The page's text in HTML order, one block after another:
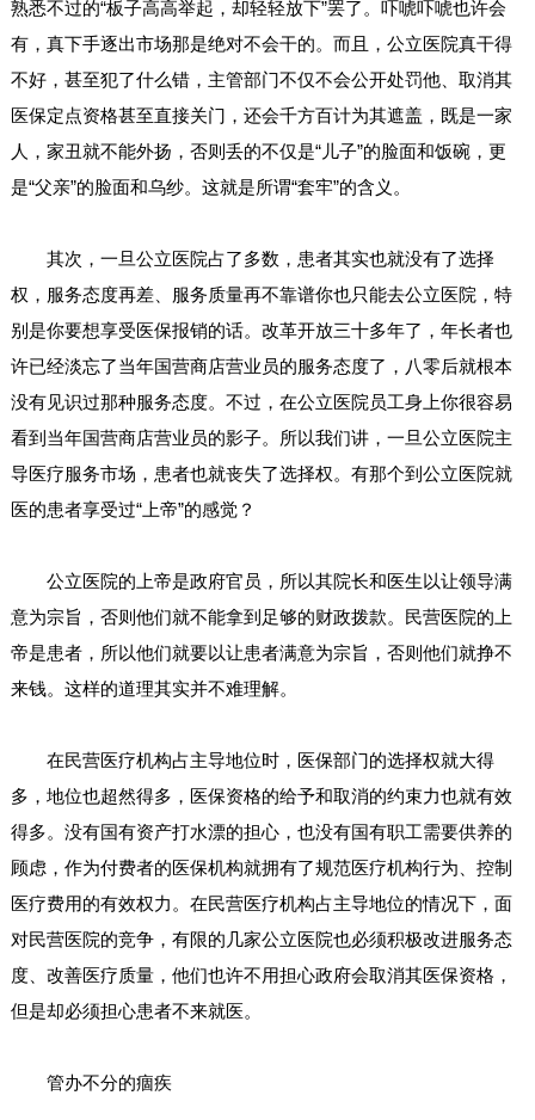
熟悉不过的“板子高高举起，却轻轻放下”罢了。吓唬吓唬也许会
有，真下手逐出市场那是绝对不会干的。而且，公立医院真干得
不好，甚至犯了什么错，主管部门不仅不会公开处罚他、取消其
医保定点资格甚至直接关门，还会千方百计为其遮盖，既是一家
人，家丑就不能外扬，否则丢的不仅是“儿子”的脸面和饭碗，更
是“父亲”的脸面和乌纱。这就是所谓“套牢”的含义。
其次，一旦公立医院占了多数，患者其实也就没有了选择
权，服务态度再差、服务质量再不靠谱你也只能去公立医院，特
别是你要想享受医保报销的话。改革开放三十多年了，年长者也
许已经淡忘了当年国营商店营业员的服务态度了，八零后就根本
没有见识过那种服务态度。不过，在公立医院员工身上你很容易
看到当年国营商店营业员的影子。所以我们讲，一旦公立医院主
导医疗服务市场，患者也就丧失了选择权。有那个到公立医院就
医的患者享受过“上帝”的感觉？
公立医院的上帝是政府官员，所以其院长和医生以让领导满
意为宗旨，否则他们就不能拿到足够的财政拨款。民营医院的上
帝是患者，所以他们就要以让患者满意为宗旨，否则他们就挣不
来钱。这样的道理其实并不难理解。
在民营医疗机构占主导地位时，医保部门的选择权就大得
多，地位也超然得多，医保资格的给予和取消的约束力也就有效
得多。没有国有资产打水漂的担心，也没有国有职工需要供养的
顾虑，作为付费者的医保机构就拥有了规范医疗机构行为、控制
医疗费用的有效权力。在民营医疗机构占主导地位的情况下，面
对民营医院的竞争，有限的几家公立医院也必须积极改进服务态
度、改善医疗质量，他们也许不用担心政府会取消其医保资格，
但是却必须担心患者不来就医。
管办不分的痼疾